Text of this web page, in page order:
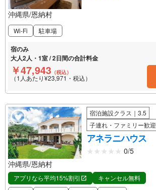
沖縄県/恩納村
Wi-Fi 駐車場
宿のみ
大人2人・1室 / 2日間の合計料金
￥47,943 （税込）
（1人あたり¥23,971・税込）
宿泊施設クラス｜3.5
子連れ・ファミリー歓迎
アネラニハウス
0/5
沖縄県/恩納村
アプリなら平均15%割引
キャンセル無料